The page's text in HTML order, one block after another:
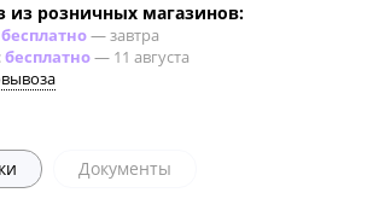
из розничных магазинов:
бесплатно—завтра
бесплатно— 11 августа
Документы